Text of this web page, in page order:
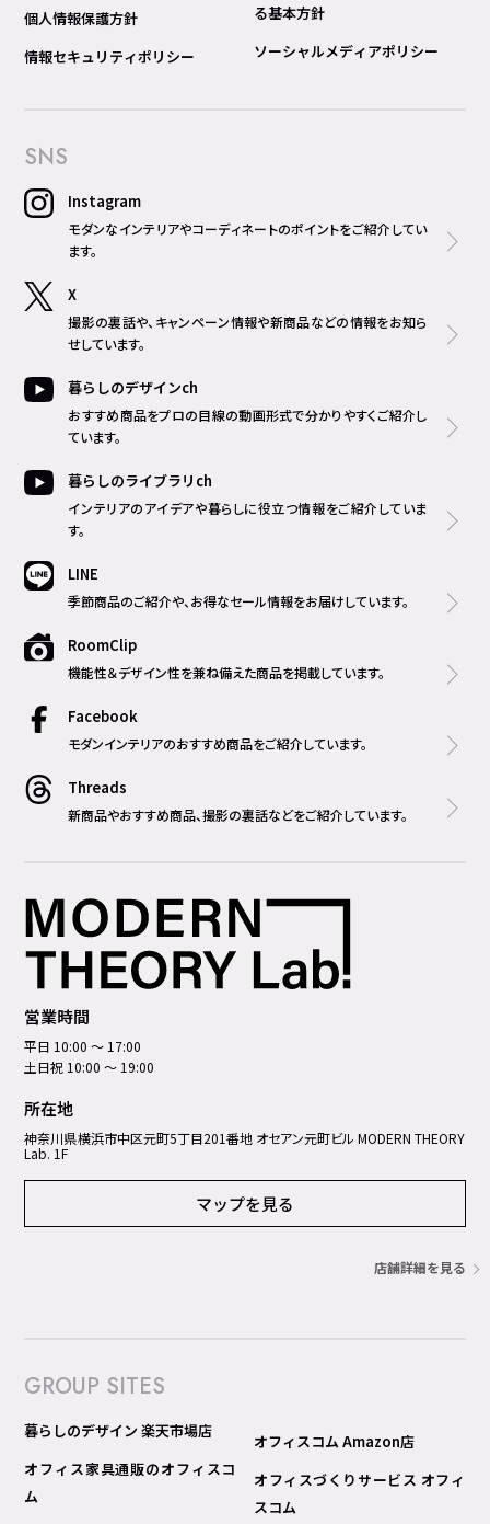
個人情報保護方針
情報セキュリティポリシー
る基本方針
ソーシャルメディアポリシー
SNS
Instagram
モダンなインテリアやコーディネートのポイントをご紹介してい
ます。
X
撮影の裏話や、キャンペーン情報や新商品などの情報をお知ら
せしています。
暮らしのデザインch
おすすめ商品をプロの目線の動画形式で分かりやすくご紹介し
ています。
暮らしのライブラリch
インテリアのアイデアや暮らしに役立つ情報をご紹介していま
す。
LINE
季節商品のご紹介や、お得なセール情報をお届けしています。
RoomClip
機能性＆デザイン性を兼ね備えた商品を掲載しています。
Facebook
モダンインテリアのおすすめ商品をご紹介しています。
Threads
新商品やおすすめ商品、撮影の裏話などをご紹介しています。
営業時間
平日 10:00 ～ 17:00
土日祝 10:00 ～ 19:00
所在地
神奈川県横浜市中区元町5丁⽬201番地 オセアン元町ビル MODERN THEORY
Lab. 1F
マップを見る
店舗詳細を見る
GROUP SITES
暮らしのデザイン 楽天市場店
オフィス家具通販のオフィスコ
ム
オフィスコム Amazon店
オフィスづくりサービス オフィ
スコム